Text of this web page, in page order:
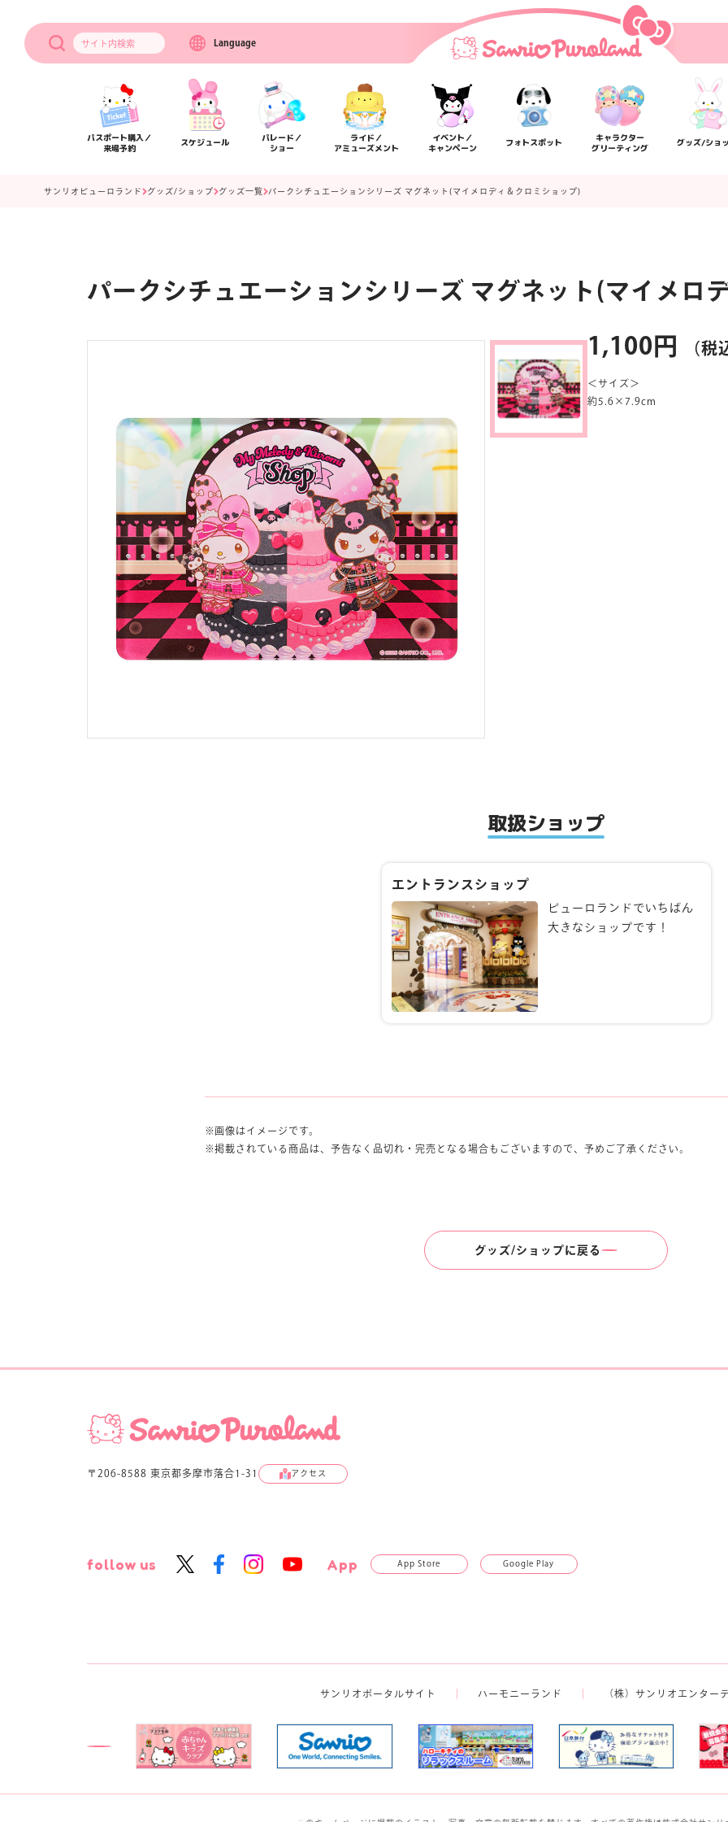
サイト内検索 Language
パスポート購入／
来場予約
スケジュール
パレード／
ショー
ライド／
アミューズメント
イベント／
キャンペーン
フォトスポット
キャラクター
グリーティング
グッズ/ショ
よくあるご質問
サンリオピューロランド グッズ/ショップ グッズ一覧 パークシチュエーションシリーズ マグネット(マイメロディ＆クロミショップ)
パークシチュエーションシリーズ マグネット(マイメロ
1,100円 （税
＜サイズ＞
約5.6×7.9cm
取扱ショップ
エントランスショップ
ピューロランドでいちばん
大きなショップです！
画像はイメージです。
掲載されている商品は、予告なく品切れ・完売となる場合もございますので、予めご了承ください。
グッズ/ショップに戻る
〒206-8588 東京都多摩市落合1-31 アクセス
follow us App App Store Google Play
サンリオポータルサイト ハーモニーランド （株）サンリオエンター